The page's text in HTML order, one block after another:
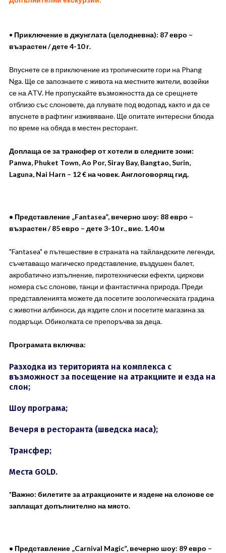
• Приключение в джунглата (целодневна): 87 евро –
възрастен / дете 4-10 г.
Впуснете се в приключение из тропическите гори на Phang
Nga. Ще се запознаете с живота на местните жители, возейки
се на ATV. Не пропускайте възможността да се срещнете
отблизо със слоновете, да плувате под водопад, както и да се
впуснете в рафтинг изживяване. Ще опитате интересни блюда
по време на обяда в местен ресторант.
Доплаща се за трансфер от хотели в следните зони:
Panwa, Phuket Town, Ao Por, Siray Bay, Bangtao, Surin,
Laguna, Nai Harn – 12 € на човек. Англоговорящ гид.
• Представление „Fantasea”, вечерно шоу: 88 евро –
възрастен / 85 евро – дете 3-10 г., вис. 1.40 м
"Fantasea" е пътешествие в страната на тайландските легенди,
съчетаващо магическо представление, въздушен балет,
акробатично изпълнение, пиротехнически ефекти, циркови
номера със слонове, танци и фантастична природа. Преди
представленията можете да посетите зоологическата градина
с животни албиноси, да яздите слон и посетите магазина за
подаръци. Обиколката се препоръчва за деца.
Програмата включва:
Разходка из територията на комплекса с
възможност за посещение на атракциите и езда на
слон;
Шоу програма;
Вечеря в ресторанта (шведска маса);
Трансфер;
Места GOLD.
*Важно: билетите за атракционите и яздене на слонове се
заплащат допълнително на място.
• Представление „Carnival Magic”, вечерно шоу: 89 евро –